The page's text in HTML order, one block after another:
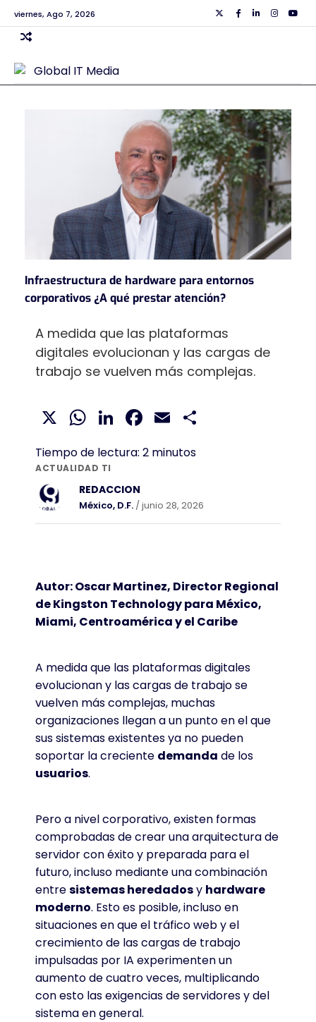
Skip
to
content
viernes, Ago 7, 2026 TwiiterFacebook
Linkedin
Infraestructura de hardware para entornos
corporativos ¿A qué prestar atención?
X WhatsApp
LinkedIn
Facebook
Email
Tiempo de lectura: 2 minutos
ACTUALIDAD TI
A medida que las plataformas
digitales evolucionan y las cargas de
trabajo se vuelven más complejas.
REDACCION
México, D.F. / junio 28, 2026
Autor: Oscar Martinez, Director Regional
de Kingston Technology para México,
Miami, Centroamérica y el Caribe
A medida que las plataformas digitales
evolucionan y las cargas de trabajo se
vuelven más complejas, muchas
organizaciones llegan a un punto en el que
sus sistemas existentes ya no pueden
soportar la creciente demanda de los
usuarios.
Pero a nivel corporativo, existen formas
comprobadas de crear una arquitectura de
servidor con éxito y preparada para el
futuro, incluso mediante una combinación
entresistemas heredadosy hardware
moderno. Esto es posible, incluso en
situaciones en que el tráfico web y el
crecimiento de las cargas de trabajo
impulsadas por IA experimenten un
aumento de cuatro veces, multiplicando
con esto las exigencias de servidores y del
sistema en general.